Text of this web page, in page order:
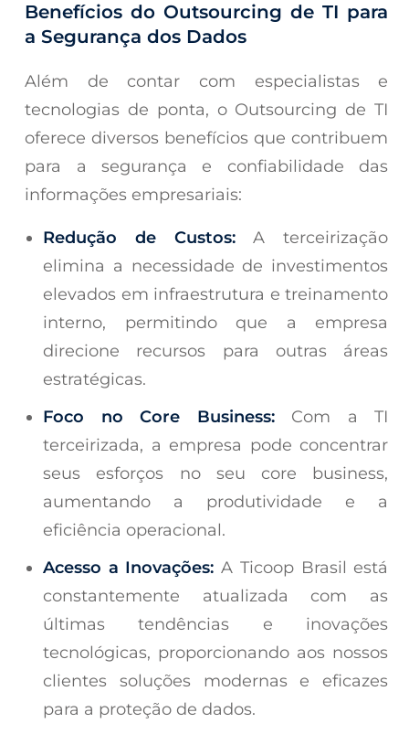
Benefícios do Outsourcing de TI para
a Segurança dos Dados
Além de contar com especialistas e
tecnologias de ponta, o Outsourcing de TI
oferece diversos benefícios que contribuem
para a segurança e confiabilidade das
informações empresariais:
Redução de Custos:A terceirização
elimina a necessidade de investimentos
elevados em infraestrutura e treinamento
interno, permitindo que a empresa
direcione recursos para outras áreas
estratégicas.
Foco no Core Business: Com a TI
terceirizada, a empresa pode concentrar
seus esforços no seu core business,
aumentando a produtividade e a
eficiência operacional.
Acesso a Inovações: A Ticoop Brasil está
constantemente atualizada com as
últimas tendências e inovações
tecnológicas, proporcionando aos nossos
clientes soluções modernas e eficazes
para a proteção de dados.